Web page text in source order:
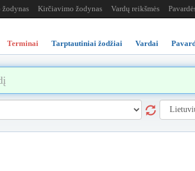
žodynas Kirčiavimo žodynas Vardų reikšmės
Terminai Tarptautiniai žodžiai Vardai